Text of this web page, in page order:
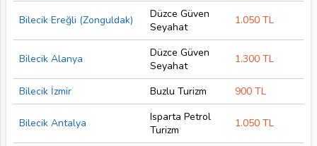
Bilecik Ereğli (Zonguldak)
Düzce Güven
Seyahat
1.050 TL
Bilecik Alanya
Düzce Güven
Seyahat
1.300 TL
Bilecik İzmir Buzlu Turizm 900 TL
Bilecik Antalya
Isparta Petrol
Turizm
1.050 TL